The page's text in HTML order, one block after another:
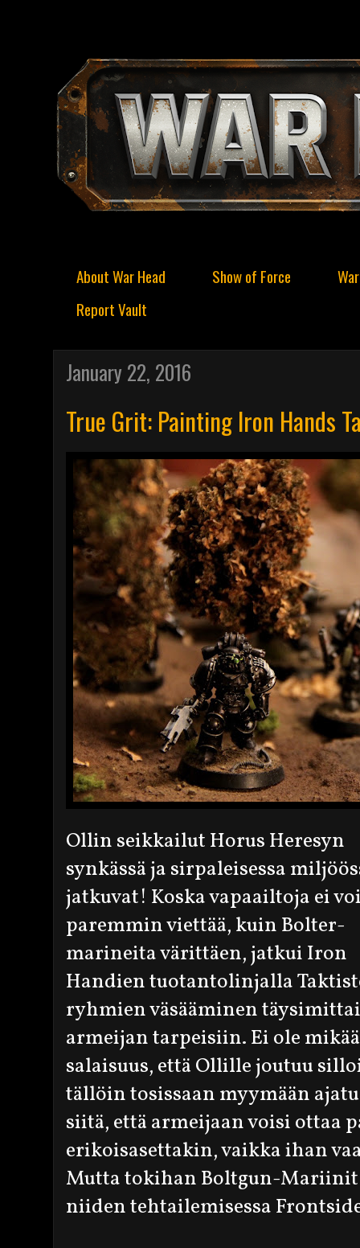
About War Head Show of Force
Report Vault
January 22, 2016
True Grit: Painting Iron Hands
Ollin seikkailut Horus Heresyn
synkässä ja sirpaleisessa
jatkuvat! Koska vapaailtoja ei
paremmin viettää, kuin Bolter-
marineita värittäen, jatkui Iron
Handien tuotantolinjalla
ryhmien väsääminen
armeijan tarpeisiin. Ei ole
salaisuus, että Ollille joutuu
tällöin tosissaan myymään
siitä, että armeijaan voisi ottaa
erikoisasettakin, vaikka ihan
Mutta tokihan Boltgun-
niiden tehtailemisessa